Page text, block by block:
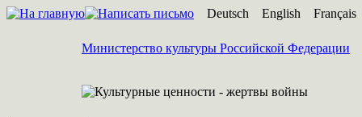
Deutsch English Français
Министерство культуры Российской Федерации